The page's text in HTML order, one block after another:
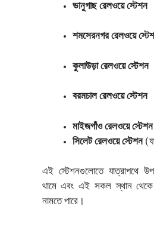
ভানুগাছ রেলওয়ে স্টেশন
শমসেরনগর রেলওয়ে
কুলাউড়া রেলওয়ে স্টেশন
বরমচাল রেলওয়ে স্টেশন
মাইজগাঁও রেলওয়ে স্টেশন
সিলেট রেলওয়ে স্টেশন
এই স্টেশনগুলোতে যাত্রাপথে
থামে এবং এই সকল স্থান থেকে
নামতে পারে।